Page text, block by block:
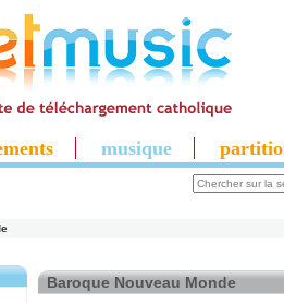
musique
Baroque Nouveau Monde